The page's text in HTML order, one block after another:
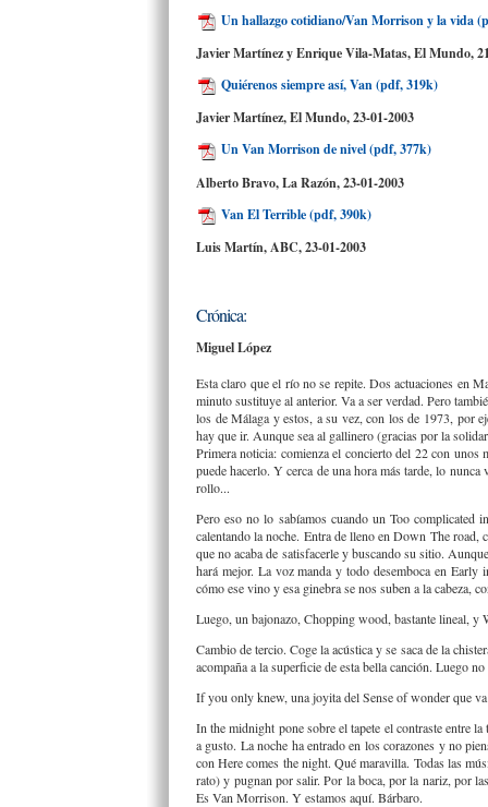
Un hallazgo cotidiano/Van Morrison y la vida
Javier Martínez y Enrique Vila-Matas, El Mundo,
Quiérenos siempre así, Van (pdf, 319k)
Javier Martínez, El Mundo,23-01-2003
Un Van Morrison de nivel (pdf, 377k)
Alberto Bravo, La Razón,23-01-2003
Van El Terrible (pdf, 390k)
Luis Martín, ABC,23-01-2003
Crónica:
Miguel López
Esta claro que el río no se repite. Dos actuaciones en
minuto sustituye al anterior. Va a ser verdad. Pero
los de Málaga y estos, a su vez, con los de 1973, por
hay que ir. Aunque sea al gallinero (gracias por la
Primera noticia: comienza el concierto del 22 con
puede hacerlo. Y cerca de una hora más tarde, lo
rollo...
Pero eso no lo sabíamos cuando un Too complicated
calentando la noche. Entra de lleno en Down The road,
que no acaba de satisfacerle y buscando su sitio.
hará mejor. La voz manda y todo desemboca en
cómo ese vino y esa ginebra se nos suben a la cabeza,
Luego, un bajonazo, Chopping wood, bastante lineal, y
Cambio de tercio. Coge la acústica y se saca de la
acompaña a la superficie de esta bella canción. Luego
If you only knew, una joyita del Sense of wonder que
In the midnight pone sobre el tapete el contraste entre
a gusto. La noche ha entrado en los corazones y no
con Here comes the night. Qué maravilla. Todas las
rato) y pugnan por salir. Por la boca, por la nariz, por
Es Van Morrison. Y estamos aquí. Bárbaro.